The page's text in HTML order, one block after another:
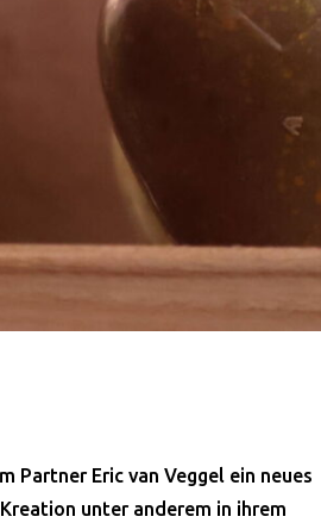
Partner Eric van Veggel ein neues
unter anderem in ihrem